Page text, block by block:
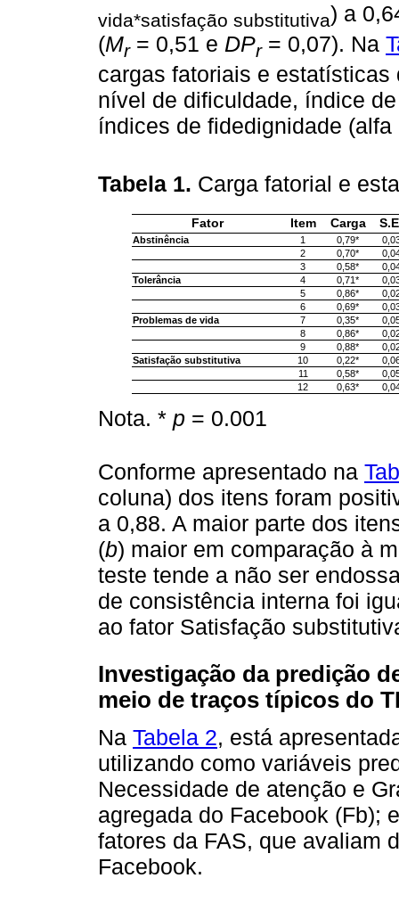
vida*satisfação substitutiva) a
(Mr= 0,51 e DPr= 0,07). Na
cargas fatoriais e
nível de dificuldade, índice
índices de fidedignidade (alfa
Tabela 1. Carga fatorial e
Fator Item Carga
Abstinência 1 0,79*
2
0,70*
3
0,58*
Tolerância
4 0,71*
5
0,86*
6
0,69*
Problemas de vida
7 0,35*
8
0,86*
9
0,88*
Satisfação substitutiva
10 0,22*
11
0,58*
12
0,63*
Nota. * p = 0.001
Conforme apresentado na
coluna) dos itens foram
a 0,88. A maior parte dos
(b) maior em comparação à
teste tende a não ser
de consistência interna foi
ao fator Satisfação
Investigação da predição
meio de traços típicos do
Na Tabela 2, está
utilizando como variáveis
Necessidade de atenção e
agregada do Facebook (Fb);
fatores da FAS, que avaliam
Facebook.